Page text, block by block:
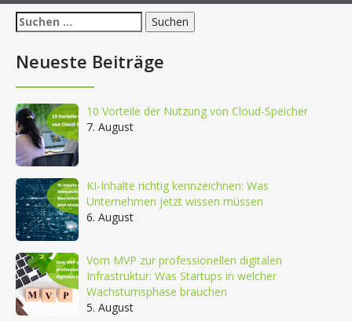
Suchen
nach:
Neueste Beiträge
10 Vorteile der Nutzung von Cloud-Speicher
7. August
KI-Inhalte richtig kennzeichnen: Was
Unternehmen jetzt wissen müssen
6. August
Vom MVP zur professionellen digitalen
Infrastruktur: Was Startups in welcher
Wachstumsphase brauchen
5. August